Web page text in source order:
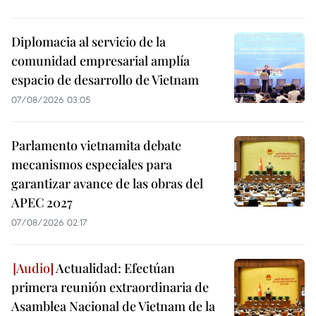
Diplomacia al servicio de la
comunidad empresarial amplía
espacio de desarrollo de Vietnam
07/08/2026 03:05
Parlamento vietnamita debate
mecanismos especiales para
garantizar avance de las obras del
APEC 2027
07/08/2026 02:17
Actualidad: Efectúan
primera reunión extraordinaria de
Asamblea Nacional de Vietnam de la